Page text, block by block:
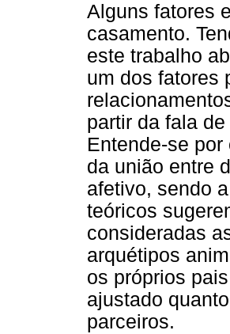
Alguns fatores
casamento.
este trabalho
um dos fatores
partir da fala
Entende-se
da união entre
afetivo, sendo
teóricos
consideradas
arquétipos
os próprios
ajustado
parceiros.